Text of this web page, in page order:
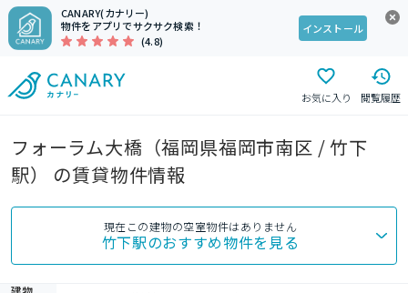
CANARY(カナリー)
物件をアプリでサクサク検索！
(4.8)
インストール
お気に入り 閲覧履歴
フォーラム大橋（福岡県福岡市南区 / 竹下
駅） の賃貸物件情報
現在この建物の空室物件はありません
竹下駅のおすすめ物件を見る